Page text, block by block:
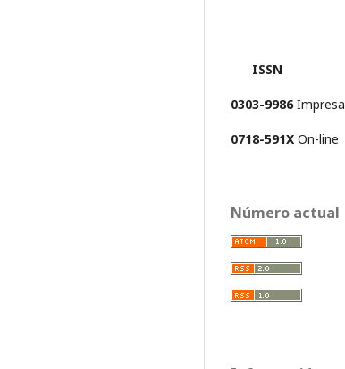
ISSN
0303-9986Impresa
0718-591X On-line
Número actual